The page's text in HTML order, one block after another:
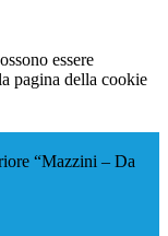
essere
pagina della cookie
“Mazzini – Da